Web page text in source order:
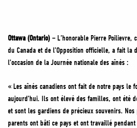
ADHÉREZ
BOUTIQUE
Ottawa (Ontario) – L’honorable Pierre Poilievre,
du Canada et de l’Opposition officielle, a fait la
l’occasion de la Journée nationale des aînés :
« Les aînés canadiens ont fait de notre pays le
aujourd’hui. Ils ont élevé des familles, ont été
et sont les gardiens de précieux souvenirs.
parents ont bâti ce pays et ont travaillé